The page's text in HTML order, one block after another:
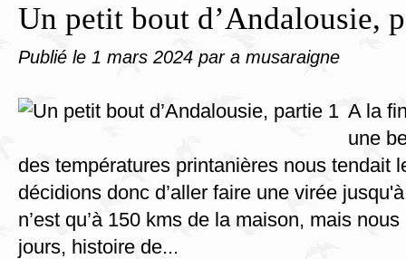
Un petit bout d’Andalousie,
Publié le 1 mars 2024 par a musaraigne
A la
une
des températures printanières nous tendait
décidions donc d’aller faire une virée
n’est qu’à 150 kms de la maison, mais
jours, histoire de...